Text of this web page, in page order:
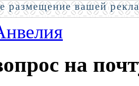
на
размещение вашей